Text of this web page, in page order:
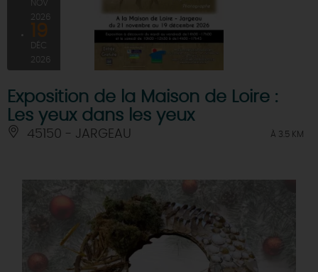
NOV
2026
19
DÉC
2026
Exposition de la Maison de Loire :
Les yeux dans les yeux
45150 - JARGEAU À 3.5 KM